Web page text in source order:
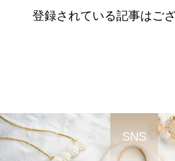
登録されている記事はご
SNS